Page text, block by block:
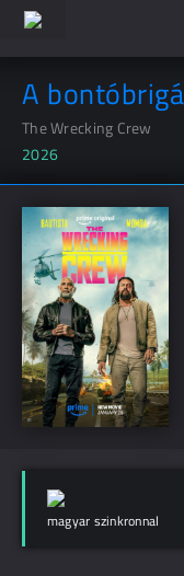
A
The Wrecking Crew
2026
magyar szinkronnal